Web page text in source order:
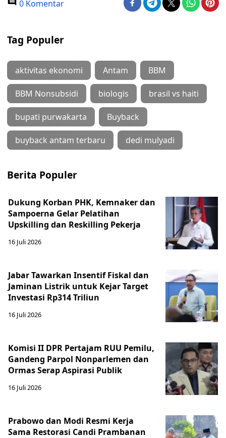
0 Komentar
Tag Populer
aktivitas ekonomi Antam BBM
BBM Nonsubsidi biologis brasil vs haiti
bupati purwakarta Buyback
buyback antam terbaru dedi mulyadi
Berita Populer
Dukung Korban PHK, Kemnaker dan
Sampoerna Gelar Pelatihan
Upskilling dan Reskilling Pekerja
16 Juli 2026
Jabar Tawarkan Insentif Fiskal dan
Jaminan Listrik untuk Kejar Target
Investasi Rp314 Triliun
16 Juli 2026
Komisi II DPR Pertajam RUU Pemilu,
Gandeng Parpol Nonparlemen dan
Ormas Serap Aspirasi Publik
16 Juli 2026
Prabowo dan Modi Resmi Kerja
Sama Restorasi Candi Prambanan